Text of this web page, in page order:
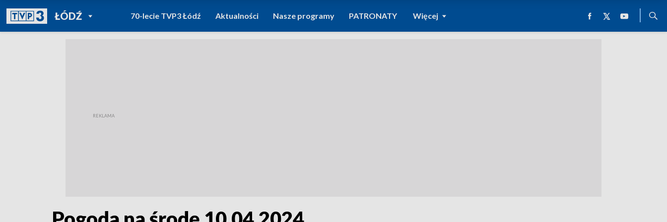
ŁÓDŹPOWRÓT DO
TVP REGIONY
70-lecie TVP3 Łódź Aktualności Nasze programy PATRONATY Więcej